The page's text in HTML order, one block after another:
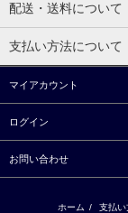
配送・送料について
支払い方法について
マイアカウント
ログイン
お問い合わせ
ホーム / 支払い